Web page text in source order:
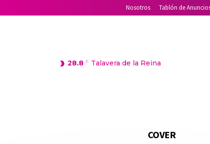
Nosotros Tablón de
28.8 C Talavera de la Reina
COVER